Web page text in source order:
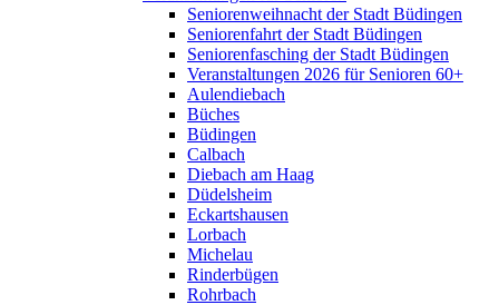
Seniorenweihnacht der Stadt Büdingen
Seniorenfahrt der Stadt Büdingen
Seniorenfasching der Stadt Büdingen
Veranstaltungen 2026 für Senioren 60+
Aulendiebach
Büches
Büdingen
Calbach
Diebach am Haag
Düdelsheim
Eckartshausen
Lorbach
Michelau
Rinderbügen
Rohrbach